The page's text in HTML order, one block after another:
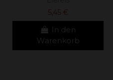
5,45 €
In den
Warenkorb